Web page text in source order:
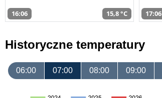
16:06 15,8 °C 17:06
Historyczne temperatury
06:00 07:00 08:00 09:00